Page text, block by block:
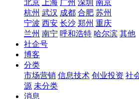
北京
上海 广州 深圳 南京
杭州 武汉 成都 合肥 苏州
宁波 西安 长沙 郑州 重庆
兰州 南宁 呼和浩特 哈尔滨 其他
社企号
博客
分类
市场营销 信息技术 创业投资 社
源 未分类
消息